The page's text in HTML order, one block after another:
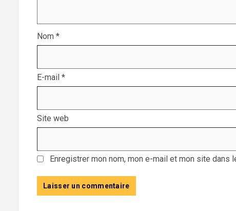
Nom *
E-mail *
Site web
Enregistrer mon nom, mon e-mail et mon site dans